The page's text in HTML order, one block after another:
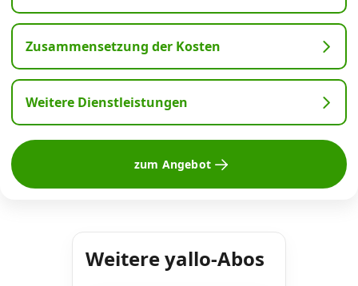
Zusammensetzung der Kosten
Weitere Dienstleistungen
zum Angebot
Weitere yallo-Abos